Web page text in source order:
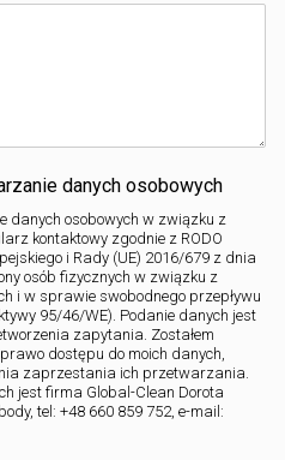
danych osobowych
osobowych w związku z
kontaktowy zgodnie z RODO
i Rady (UE) 2016/679 z dnia
osób fizycznych w związku z
i w sprawie swobodnego przepływu
95/46/WE). Podanie danych jest
zapytania. Zostałem
dostępu do moich danych,
zaprzestania ich przetwarzania.
jest firma Global-Clean Dorota
tel: +48 660 859 752, e-mail: